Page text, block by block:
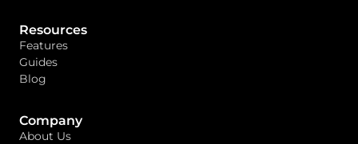
Resources
Features
Guides
Blog
Company
About Us